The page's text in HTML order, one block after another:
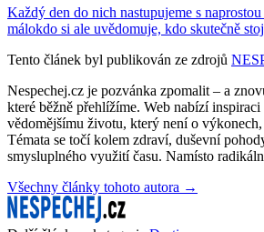
Každý den do nich nastupujeme s
málokdo si ale uvědomuje, kdo skutečně
Tento článek byl publikován ze zdrojů
Nespechej.cz je pozvánka zpomalit – a
které běžně přehlížíme. Web nabízí
vědomějšímu životu, který není o
Témata se točí kolem zdraví, duševní
smysluplného využití času. Namísto
Všechny články tohoto autora →